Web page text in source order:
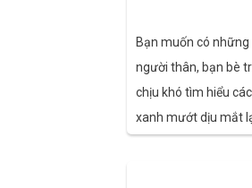
Bạn muốn có
người thân, bạn bè
chịu khó tìm hiểu
xanh mướt dịu mắt